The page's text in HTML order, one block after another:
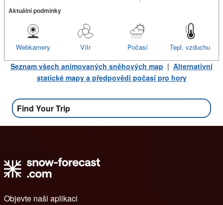
Aktuální podmínky
Tepl. vzduchu
Počasí
Vítr
Webkamery
Seznam všech animovaných sněhových map | Alternativní
statické mapy a předpovědi počasí pro hory
Find Your Trip
Objevte naši aplikaci